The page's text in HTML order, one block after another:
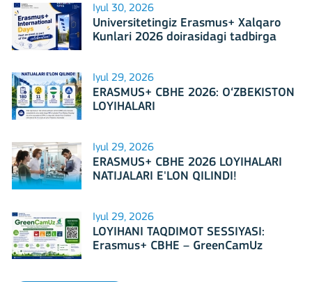
Iyul 30, 2026
Universitetingiz Erasmus+ Xalqaro
Kunlari 2026 doirasidagi tadbirga
Iyul 29, 2026
ERASMUS+ CBHE 2026: O‘ZBEKISTON
LOYIHALARI
Iyul 29, 2026
ERASMUS+ CBHE 2026 LOYIHALARI
NATIJALARI E'LON QILINDI!
Iyul 29, 2026
LOYIHANI TAQDIMOT SESSIYASI:
Erasmus+ CBHE – GreenCamUz